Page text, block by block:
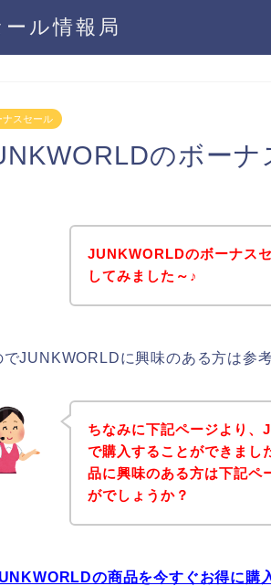
ル情報局
ナスセール
のボー
JUNKWORLDのボーナス
してみました～♪
でJUNKWORLDに興味のある方は参
ちなみに下記ページより
で購入することができま
品に興味のある方は下記ペ
がでしょうか？
の商品を今すぐお得に購